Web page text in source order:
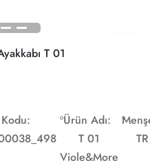
T 01
Ürün Adı:
T 01
Viole&More
TR